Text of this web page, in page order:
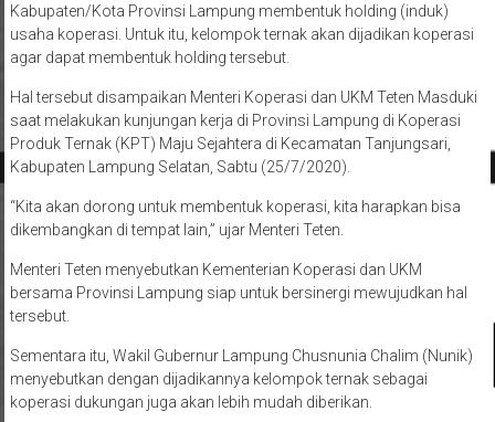
Kabupaten/Kota Provinsi Lampung membentuk holding (induk)
usaha koperasi. Untuk itu, kelompok ternak akan dijadikan koperasi
agar dapat membentuk holding tersebut.
Hal tersebut disampaikan Menteri Koperasi dan UKM Teten Masduki
saat melakukan kunjungan kerja di Provinsi Lampung di Koperasi
Produk Ternak (KPT) Maju Sejahtera di Kecamatan Tanjungsari,
Kabupaten Lampung Selatan, Sabtu (25/7/2020).
“Kita akan dorong untuk membentuk koperasi, kita harapkan bisa
dikembangkan di tempat lain,” ujar Menteri Teten.
Menteri Teten menyebutkan Kementerian Koperasi dan UKM
bersama Provinsi Lampung siap untuk bersinergi mewujudkan hal
tersebut.
Sementara itu, Wakil Gubernur Lampung Chusnunia Chalim (Nunik)
menyebutkan dengan dijadikannya kelompok ternak sebagai
koperasi dukungan juga akan lebih mudah diberikan.